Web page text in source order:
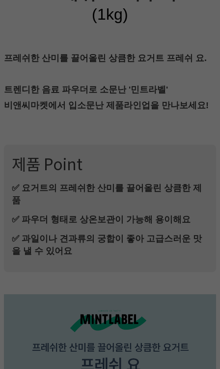
(1kg)
프레쉬한 산미를 끌어올린 상큼한 요거트 프레쉬 요.
트렌디한 음료 파우더로 소문난 '민트라벨'
비앤씨마켓에서 입소문난 제품라인업을 만나보세요!
제품 Point
✅ 요거트의 프레쉬한 산미를 끌어올린 상큼한 제
품
✅ 파우더 형태로 상온보관이 가능해 용이해요
✅ 과일이나 견과류의 궁합이 좋아 고급스러운 맛
을 낼 수 있어요